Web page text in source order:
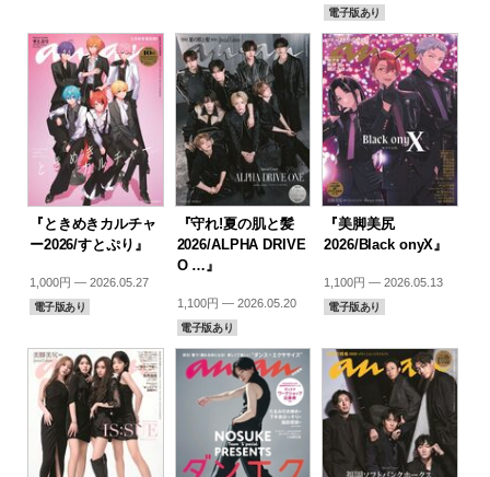
電子版あり
『ときめきカルチャ
ー2026/すとぷり』
1,000円 — 2026.05.27
電子版あり
『守れ!夏の肌と髪
2026/ALPHA DRIVE
O …』
1,100円 — 2026.05.20
電子版あり
『美脚美尻
2026/Black onyX』
1,100円 — 2026.05.13
電子版あり